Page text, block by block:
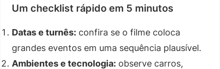
Um checklist rápido em 5 minutos
Datas e turnês: confira se o filme coloca
grandes eventos em uma sequência plausível.
Ambientes e tecnologia: observe carros,